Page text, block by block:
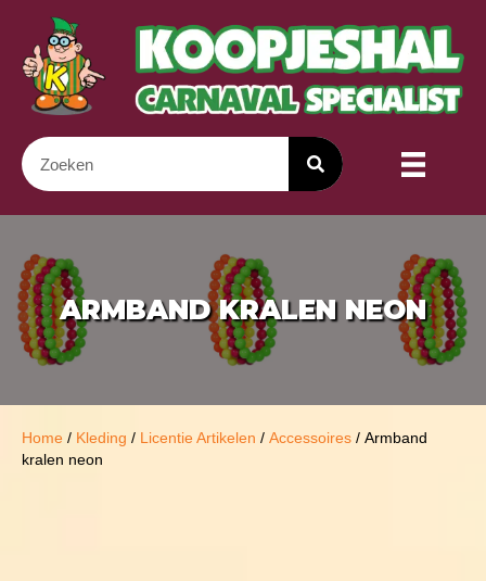
ARMBAND KRALEN NEON
Home / Kleding / Licentie Artikelen / Accessoires / Armband
kralen neon